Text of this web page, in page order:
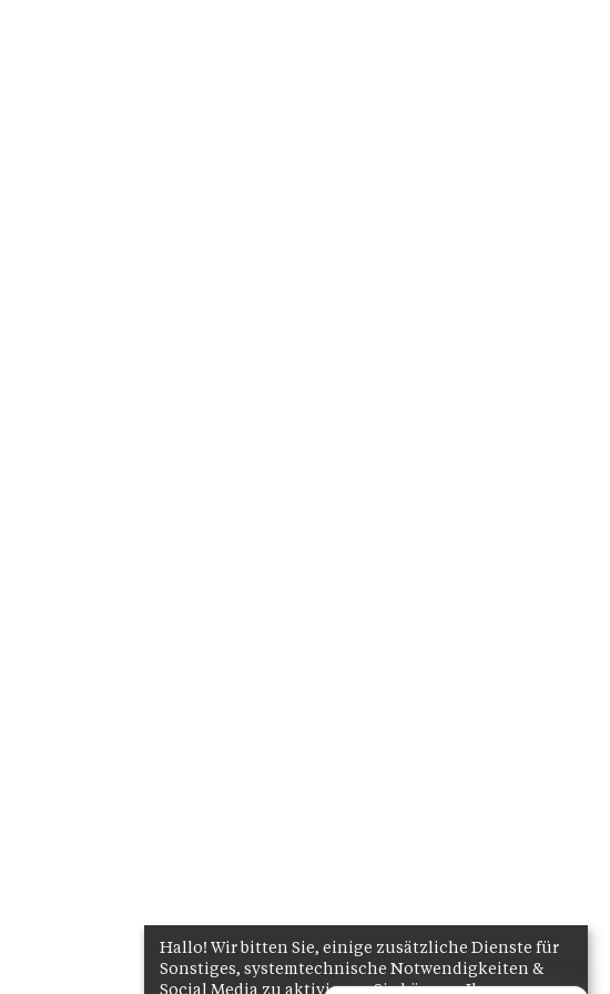
Hallo! Wir bitten Sie, einige zusätzliche Dienste für
Sonstiges, systemtechnische Notwendigkeiten &
Social Media zu aktivieren. Sie können Ihre